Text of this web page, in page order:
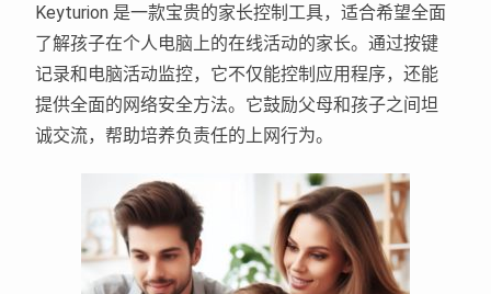
Keyturion 是一款宝贵的家长控制工具，适合希望全面
了解孩子在个人电脑上的在线活动的家长。通过按键
记录和电脑活动监控，它不仅能控制应用程序，还能
提供全面的网络安全方法。它鼓励父母和孩子之间坦
诚交流，帮助培养负责任的上网行为。